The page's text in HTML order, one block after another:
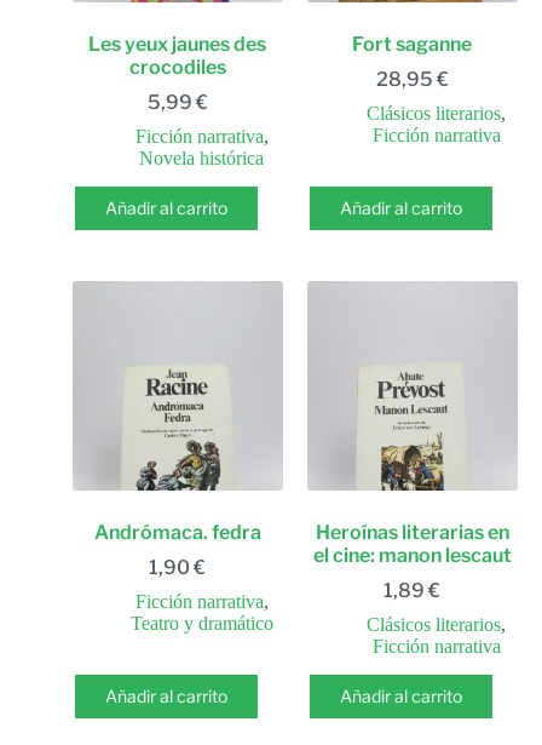
Les yeux jaunes des
crocodiles
5,99 €
Ficción narrativa,
Novela histórica
Añadir al carrito
Fort saganne
28,95 €
Clásicos literarios,
Ficción narrativa
Añadir al carrito
Andrómaca. fedra
1,90€
Ficción narrativa,
Teatro y dramático
Añadir al carrito
Heroínas literarias en
el cine: manon lescaut
1,89€
Clásicos literarios,
Ficción narrativa
Añadir al carrito